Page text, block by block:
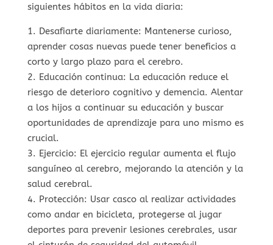
siguientes hábitos en la vida diaria:
1. Desafiarte diariamente: Mantenerse curioso,
aprender cosas nuevas puede tener beneficios a
corto y largo plazo para el cerebro.
2. Educación continua: La educación reduce el
riesgo de deterioro cognitivo y demencia. Alentar
a los hijos a continuar su educación y buscar
oportunidades de aprendizaje para uno mismo es
crucial.
3. Ejercicio: El ejercicio regular aumenta el flujo
sanguíneo al cerebro, mejorando la atención y la
salud cerebral.
4. Protección: Usar casco al realizar actividades
como andar en bicicleta, protegerse al jugar
deportes para prevenir lesiones cerebrales, usar